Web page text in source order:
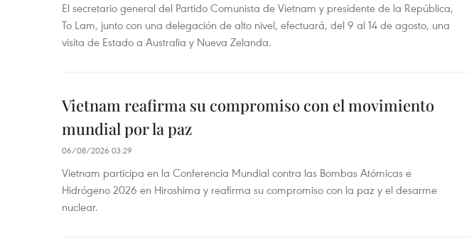
El secretario general del Partido Comunista de Vietnam y presidente de la República,
To Lam, junto con una delegación de alto nivel, efectuará, del 9 al 14 de agosto, una
visita de Estado a Australia y Nueva Zelanda.
Vietnam reafirma su compromiso con el movimiento
mundial por la paz
06/08/2026 03:29
Vietnam participa en la Conferencia Mundial contra las Bombas Atómicas e
Hidrógeno 2026 en Hiroshima y reafirma su compromiso con la paz y el desarme
nuclear.